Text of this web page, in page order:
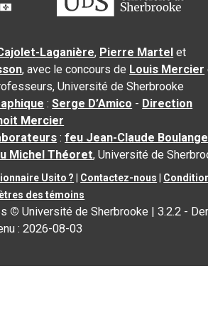
Laganière, Pierre Martel et
, avec le concours de Louis Mercier
Université de Sherbrooke
:Serge D’Amico - Direction
Mercier
:feu Jean-Claude
Michel Théoret, Université de
Usito ? Contactez-nous
des témoins
© Université de Sherbrooke |3.2.2 -
:2026-08-03